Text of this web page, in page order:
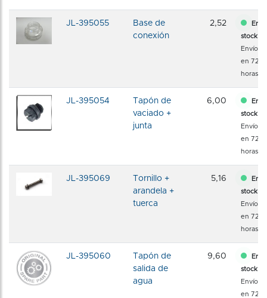
JL-395055
Base de
conexión
2,52
En
stock
Envío
en 72
horas
JL-395054
Tapón de
vaciado +
junta
6,00
En
stock
Envío
en 72
horas
JL-395069
Tornillo +
arandela +
tuerca
5,16
En
stock
Envío
en 72
horas
JL-395060
Tapón de
salida de
agua
9,60
En
stock
Envío
en 72